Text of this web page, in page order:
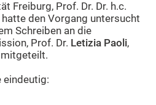
Freiburg, Prof. Dr. Dr. h.c.
hatte den Vorgang untersucht
Schreiben an die
Prof. Dr. Letizia Paoli,
eindeutig: